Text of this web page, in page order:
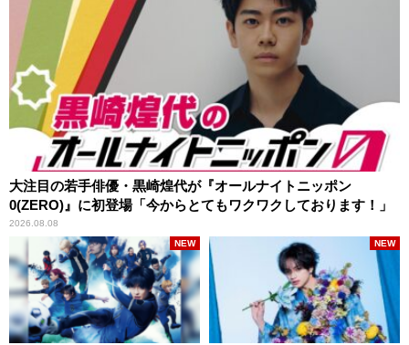
大注目の若手俳優・黒崎煌代が『オールナイトニッポン
0(ZERO)』に初登場「今からとてもワクワクしております！」
2026.08.08
NEW NEW